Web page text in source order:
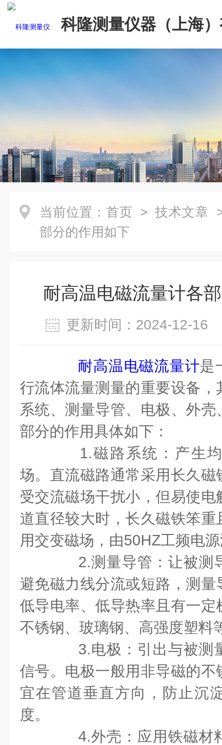
科隆测量仪器（上海
司
当前位置： 首页 > 技术文章
部分的作用如下
耐高温电磁流量计各
更新时间：2024-12-
耐高温电磁流量计是
行流体流量测量的重要设备
系统、测量导管、电极、外
部分的作用具体如下：
1.磁路系统：产生均
场。直流磁路通常采用长久磁
受交流磁场干扰小，但易使
道直径较大时，长久磁铁笨
用交变磁场，由50HZ工频电
2.测量导管：让被测
避免磁力线分流或短路，测
低导电率、低导热率且有一
不锈钢、玻璃钢、高强度塑料
3.电极：引出与被测
信号。电极一般用非导磁的
宜在管道垂直方向，防止沉
度。
4.外壳：应用铁磁材